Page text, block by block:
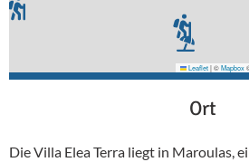
Leaflet|©Mapbox
Ort
Die Villa Elea Terra liegt in Maroulas,